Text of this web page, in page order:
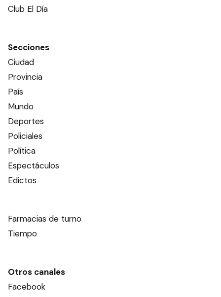
Club El Día
Secciones
Ciudad
Provincia
País
Mundo
Deportes
Policiales
Política
Espectáculos
Edictos
Farmacias de turno
Tiempo
Otros canales
Facebook